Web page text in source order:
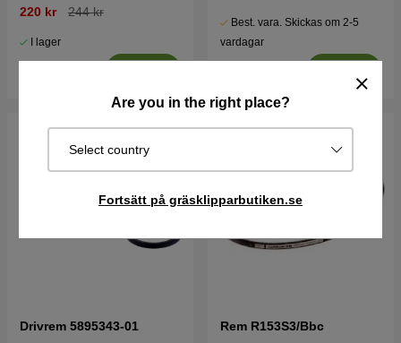
Are you in the right place?
Select country
Fortsätt på gräsklipparbutiken.se
220 kr 244 kr
I lager
Best. vara. Skickas om 2-5
vardagar
Drivrem 5895343-01 Rem R153S3/Bbc